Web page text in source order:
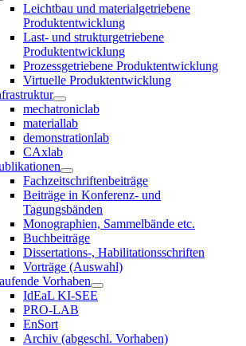
Leichtbau und materialgetriebene
Produktentwicklung
Last- und strukturgetriebene
Produktentwicklung
Prozessgetriebene Produktentwicklung
Virtuelle Produktentwicklung
mechatroniclab
materiallab
demonstrationlab
CAxlab
Fachzeitschriftenbeiträge
Beiträge in Konferenz- und
Tagungsbänden
Monographien, Sammelbände etc.
Buchbeiträge
Dissertations-, Habilitationsschriften
Vorträge (Auswahl)
Vorhaben
IdEaL KI-SEE
PRO-LAB
EnSort
Archiv (abgeschl. Vorhaben)